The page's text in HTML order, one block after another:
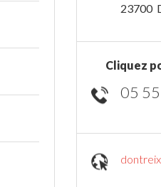
23700
Cliquez
05